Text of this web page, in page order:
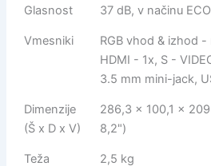
Glasnost 37 dB, v načinu
Vmesniki
RGB vhod & izhod
HDMI - 1x, S -
3.5 mm mini-jack,
Dimenzije
(Š x D x V)
286,3 × 100,1 ×
8,2")
Teža
2,5 kg